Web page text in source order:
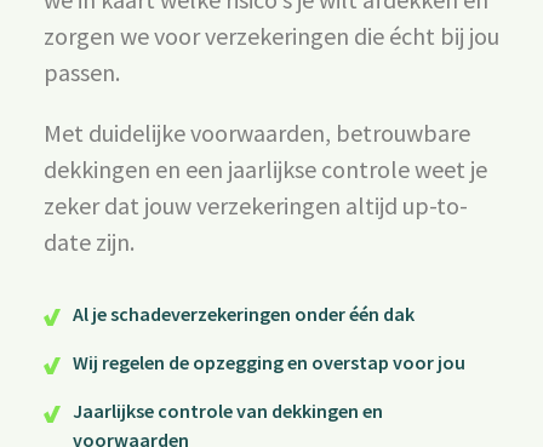
zorgen we voor verzekeringen die écht bij jou
passen.
Met duidelijke voorwaarden, betrouwbare
dekkingen en een jaarlijkse controle weet je
zeker dat jouw verzekeringen altijd up-to-
date zijn.
Al je schadeverzekeringen onder één dak
Wij regelen de opzegging en overstap voor jou
Jaarlijkse controle van dekkingen en
voorwaarden